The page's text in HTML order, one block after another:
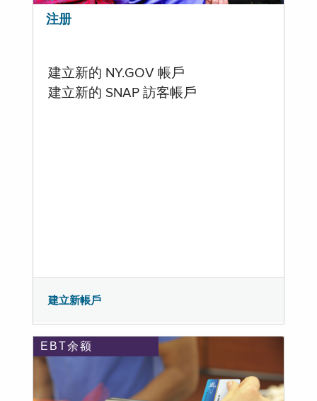
注册
建立新的 NY.GOV 帳戶
建立新的 SNAP 訪客帳戶
建立新帳戶
EBT余额